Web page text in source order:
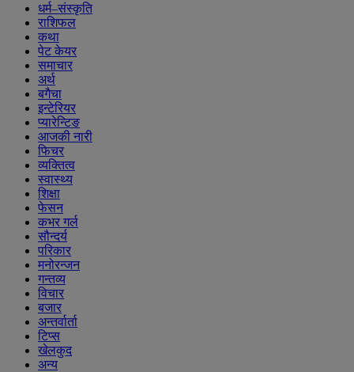
धर्म–संस्कृति
राशिफल
कथा
पेट केयर
समाचार
अर्थ
बगैचा
इन्टेरियर
प्यारेन्टिङ
आजकी नारी
फिचर
व्यक्तित्व
स्वास्थ्य
शिक्षा
फेसन
कभर गर्ल
सौन्दर्य
परिकार
मनोरन्जन
गन्तव्य
विचार
बजार
अन्तर्वार्ता
टिप्स
खेलकुद
अन्य